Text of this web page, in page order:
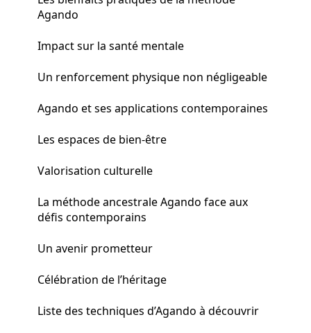
Agando
Impact sur la santé mentale
Un renforcement physique non négligeable
Agando et ses applications contemporaines
Les espaces de bien-être
Valorisation culturelle
La méthode ancestrale Agando face aux
défis contemporains
Un avenir prometteur
Célébration de l’héritage
Liste des techniques d’Agando à découvrir